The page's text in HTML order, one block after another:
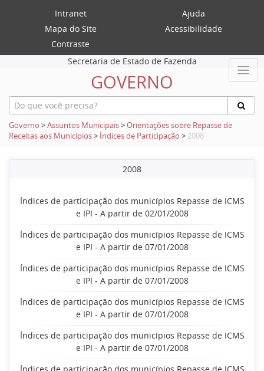
Intranet
Ajuda
Mapa do Site
Acessibilidade
Contraste
Secretaria de Estado de Fazenda
GOVERNO
Governo >Assuntos Municipais>Orientações sobre Repasse de
Receitas aos Municípios> Índices de Participação > 2008
2008
Índices de participação dos municípios Repasse de ICMS
e IPI - A partir de 02/01/2008
Índices de participação dos municípios Repasse de ICMS
e IPI - A partir de 07/01/2008
Índices de participação dos municípios Repasse de ICMS
e IPI - A partir de 07/01/2008
Índices de participação dos municípios Repasse de ICMS
e IPI - A partir de 07/01/2008
Índices de participação dos municípios Repasse de ICMS
e IPI - A partir de 07/01/2008